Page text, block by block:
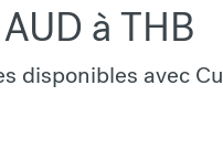
à THB
disponibles avec